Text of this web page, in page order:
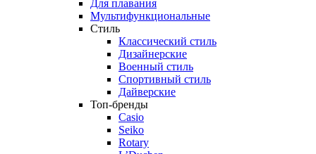
Для плавания
Мультифункциональные
Стиль
Классический стиль
Дизайнерские
Военный стиль
Спортивный стиль
Дайверские
Топ-бренды
Casio
Seiko
Rotary